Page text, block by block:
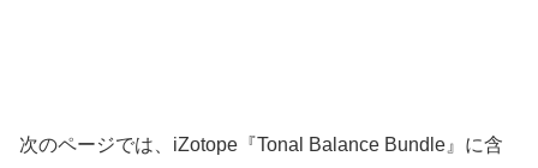
次のページでは、iZotope『Tonal Balance Bundle』に含